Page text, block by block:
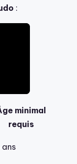
:
minimal
requis
ans